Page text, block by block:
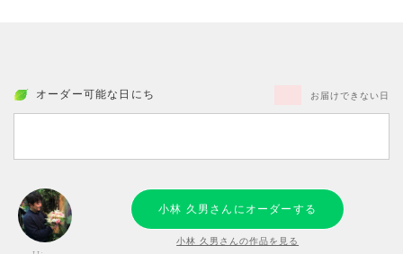
オーダー可能な日にち お届けできない日
小林 久男さんにオーダーする
小林 久男さんの作品を見る